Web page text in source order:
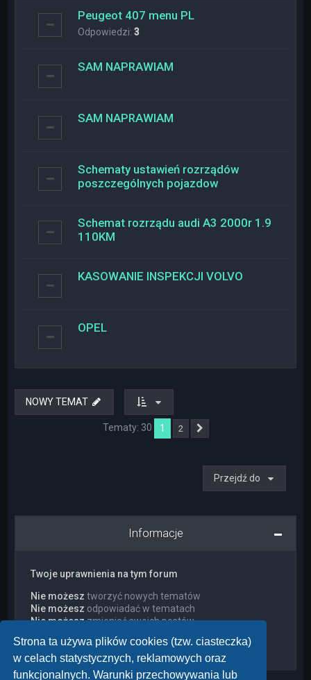
Strona ta używa plików cookies (tzw. ciasteczka)
w celach statystycznych, reklamowych oraz
funkcjonalnych. Warunki przechowywania lub
Peugeot 407 menu PL
Odpowiedzi:3
SAM NAPRAWIAM
SAM NAPRAWIAM
Schematy ustawień rozrządów
poszczególnych pojazdow
Schemat rozrządu audi A3 2000r 1.9
110KM
KASOWANIE INSPEKCJI VOLVO
OPEL
NOWY TEMAT
Tematy: 30 1 2
Przejdź do
Informacje
Twoje uprawnienia na tym forum
Nie możesz tworzyć nowych tematów
Nie możesz odpowiadać w tematach
Nie możeszzmieniać swoich postów
Nie możeszdodawać załączników